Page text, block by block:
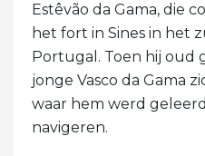
Estêvão da Gama, die
het fort in Sines in het
Portugal. Toen hij oud
jonge Vasco da Gama
waar hem werd
navigeren.